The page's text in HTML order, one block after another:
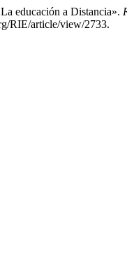
educación a Distancia».
RIE/article/view/2733.